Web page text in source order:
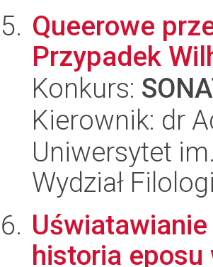
Queerowe
Przypadek
Konkurs:
Kierownik: dr
Uniwersytet
Wydział
historia